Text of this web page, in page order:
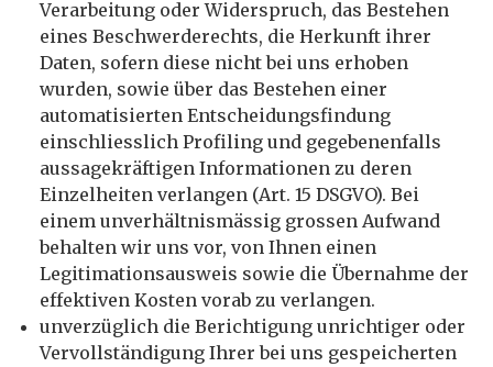
Verarbeitung oder Widerspruch, das Bestehen
eines Beschwerderechts, die Herkunft ihrer
Daten, sofern diese nicht bei uns erhoben
wurden, sowie über das Bestehen einer
automatisierten Entscheidungsfindung
einschliesslich Profiling und gegebenenfalls
aussagekräftigen Informationen zu deren
Einzelheiten verlangen (Art. 15 DSGVO). Bei
einem unverhältnismässig grossen Aufwand
behalten wir uns vor, von Ihnen einen
Legitimationsausweis sowie die Übernahme der
effektiven Kosten vorab zu verlangen.
unverzüglich die Berichtigung unrichtiger oder
Vervollständigung Ihrer bei uns gespeicherten